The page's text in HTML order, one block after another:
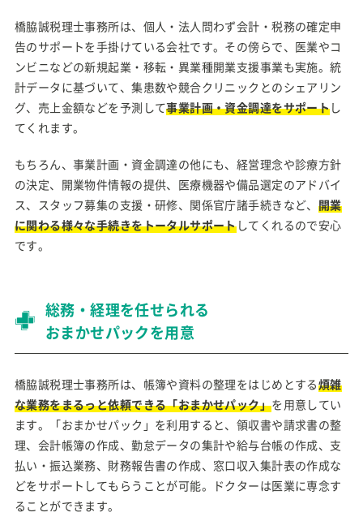
橋脇誠税理士事務所は、個人・法人問わず会計・税務の確定申
告のサポートを手掛けている会社です。その傍らで、医業やコ
ンビニなどの新規起業・移転・異業種開業支援事業も実施。統
計データに基づいて、集患数や競合クリニックとのシェアリン
グ、売上金額などを予測して事業計画・資金調達をサポートし
てくれます。
もちろん、事業計画・資金調達の他にも、経営理念や診療方針
の決定、開業物件情報の提供、医療機器や備品選定のアドバイ
ス、スタッフ募集の支援・研修、関係官庁諸手続きなど、 開業
に関わる様々な手続きをトータルサポートしてくれるので安心
です。
総務・経理を任せられる
おまかせパックを用意
橋脇誠税理士事務所は、帳簿や資料の整理をはじめとする煩雑
な業務をまるっと依頼できる「おまかせパック」を用意してい
ます。「おまかせパック」を利用すると、領収書や請求書の整
理、会計帳簿の作成、勤怠データの集計や給与台帳の作成、支
払い・振込業務、財務報告書の作成、窓口収入集計表の作成な
どをサポートしてもらうことが可能。ドクターは医業に専念す
ることができます。